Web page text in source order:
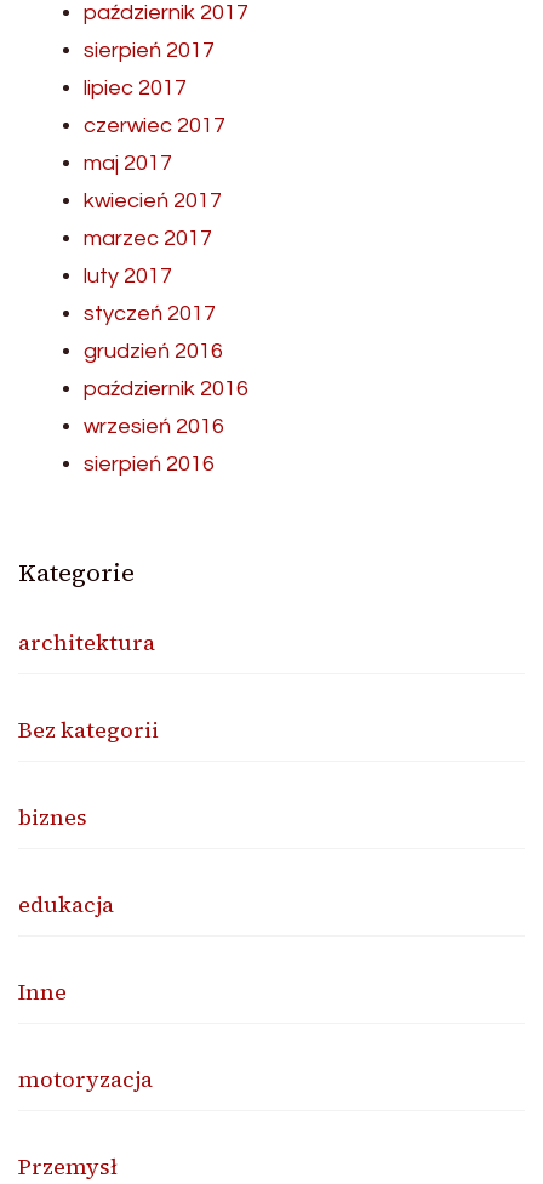
październik 2017
sierpień 2017
lipiec 2017
czerwiec 2017
maj 2017
kwiecień 2017
marzec 2017
luty 2017
styczeń 2017
grudzień 2016
październik 2016
wrzesień 2016
sierpień 2016
Kategorie
architektura
Bez kategorii
biznes
edukacja
Inne
motoryzacja
Przemysł